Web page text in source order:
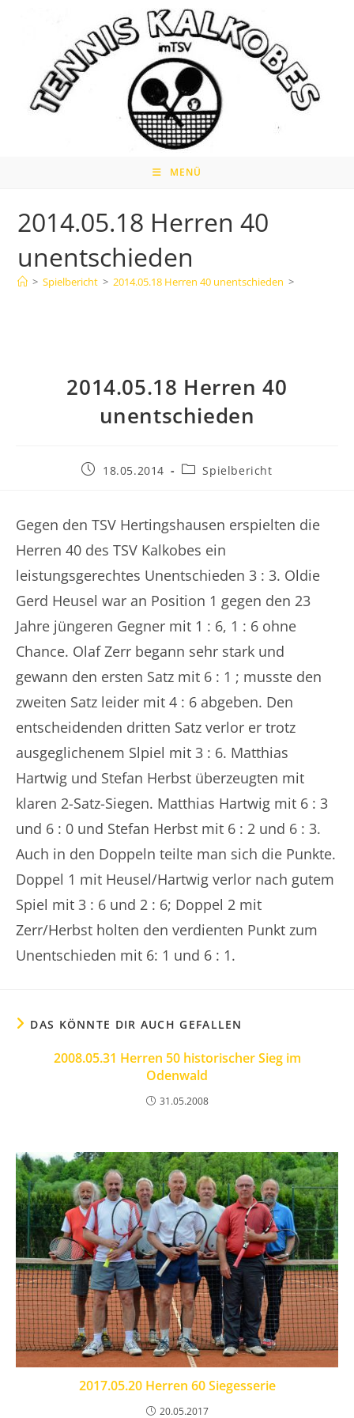
MENÜ
2014.05.18 Herren 40
unentschieden
> Spielbericht > 2014.05.18 Herren 40 unentschieden >
2014.05.18 Herren 40
unentschieden
Beitrag18.05.2014
Beitrags-
Spielbericht
Gegen den TSV Hertingshausen erspielten die
Herren 40 des TSV Kalkobes ein
leistungsgerechtes Unentschieden 3 : 3. Oldie
Gerd Heusel war an Position 1 gegen den 23
Jahre jüngeren Gegner mit 1 : 6, 1 : 6 ohne
Chance. Olaf Zerr begann sehr stark und
gewann den ersten Satz mit 6 : 1 ; musste den
zweiten Satz leider mit 4 : 6 abgeben. Den
entscheidenden dritten Satz verlor er trotz
ausgeglichenem Slpiel mit 3 : 6. Matthias
Hartwig und Stefan Herbst überzeugten mit
klaren 2-Satz-Siegen. Matthias Hartwig mit 6 : 3
und 6 : 0 und Stefan Herbst mit 6 : 2 und 6 : 3.
Auch in den Doppeln teilte man sich die Punkte.
Doppel 1 mit Heusel/Hartwig verlor nach gutem
Spiel mit 3 : 6 und 2 : 6; Doppel 2 mit
Zerr/Herbst holten den verdienten Punkt zum
Unentschieden mit 6: 1 und 6 : 1.
DAS KÖNNTE DIR AUCH GEFALLEN
2008.05.31 Herren 50 historischer Sieg im
Odenwald
31.05.2008
2017.05.20 Herren 60 Siegesserie
20.05.2017